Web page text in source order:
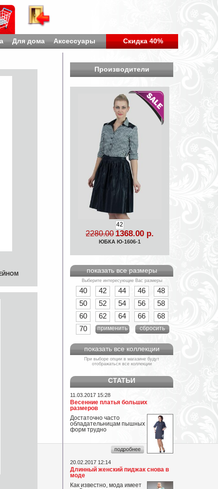
Для дома Аксессуары Скидка 40%
Производители
42
2280.00 1368.00 р.
ЮБКА Ю-1606-1
показать все размеры
Выберите интересующие Вас размеры
40 42 44 46
48
50
52 54 56
58
60
62 64 66
68
70
применить сбросить
показать все коллекции
При выборе опции в магазине будут
отображаться все коллекции
СТАТЬИ
11.03.2017 15:28
Весенние платья больших
размеров
Достаточно часто
обладательницам пышных
форм трудно
...
подробнее
20.02.2017 12:14
Длинный женский пиджак снова в
моде
Как известно, мода имеет